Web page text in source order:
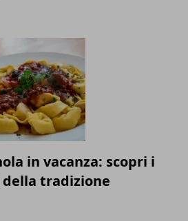
in vacanza: scopri i
tradizione